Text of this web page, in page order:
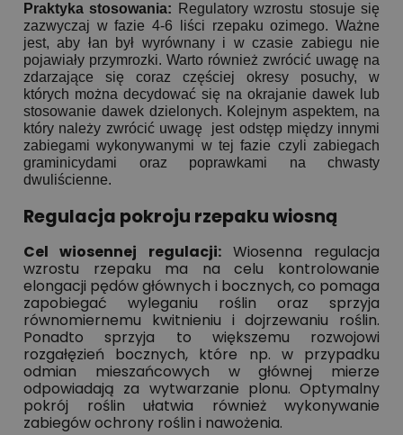
Praktyka stosowania: Regulatory wzrostu stosuje się
zazwyczaj w fazie 4-6 liści rzepaku ozimego. Ważne
jest, aby łan był wyrównany i w czasie zabiegu nie
pojawiały przymrozki. Warto również zwrócić uwagę na
zdarzające się coraz częściej okresy posuchy, w
których można decydować się na okrajanie dawek lub
stosowanie dawek dzielonych. Kolejnym aspektem, na
który należy zwrócić uwagę jest odstęp między innymi
zabiegami wykonywanymi w tej fazie czyli zabiegach
graminicydami oraz poprawkami na chwasty
dwuliścienne.
Regulacja pokroju rzepaku wiosną
Cel wiosennej regulacji:Wiosenna regulacja
wzrostu rzepaku ma na celu kontrolowanie
elongacji pędów głównych i bocznych, co pomaga
zapobiegać wyleganiu roślin oraz sprzyja
równomiernemu kwitnieniu i dojrzewaniu roślin.
Ponadto sprzyja to większemu rozwojowi
rozgałęzień bocznych, które np. w przypadku
odmian mieszańcowych w głównej mierze
odpowiadają za wytwarzanie plonu. Optymalny
pokrój roślin ułatwia również wykonywanie
zabiegów ochrony roślin i nawożenia.